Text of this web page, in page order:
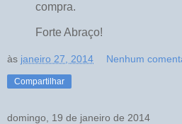
compra.
Forte Abraço!
às janeiro 27, 2014 Nenhum
Compartilhar
domingo, 19 de janeiro de 2014